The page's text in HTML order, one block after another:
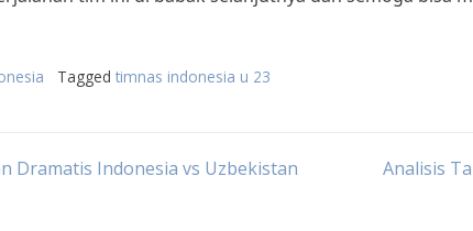
Tagged timnas indonesia u 23
Dramatis Indonesia vs Uzbekistan
Analisis